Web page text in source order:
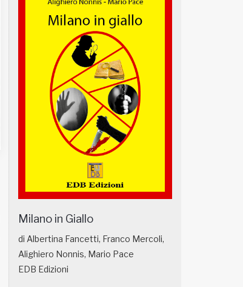
Milano in Giallo
di Albertina Fancetti, Franco Mercoli,
Alighiero Nonnis, Mario Pace
EDB Edizioni